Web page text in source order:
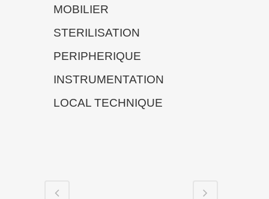
MOBILIER
STERILISATION
PERIPHERIQUE
INSTRUMENTATION
LOCAL TECHNIQUE